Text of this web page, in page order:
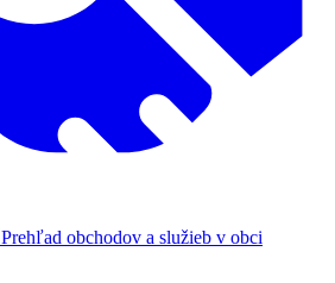
Prehľad obchodov a služieb v obci